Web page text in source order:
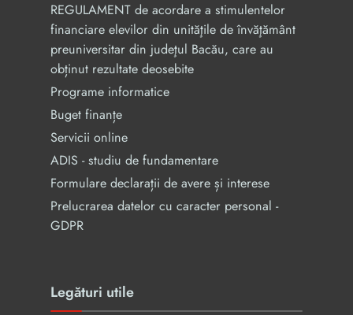
REGULAMENT de acordare a stimulentelor
financiare elevilor din unităţile de învăţământ
preuniversitar din judeţul Bacău, care au
obținut rezultate deosebite
Programe informatice
Buget finanțe
Servicii online
ADIS - studiu de fundamentare
Formulare declarații de avere și interese
Prelucrarea datelor cu caracter personal -
GDPR
Legături utile